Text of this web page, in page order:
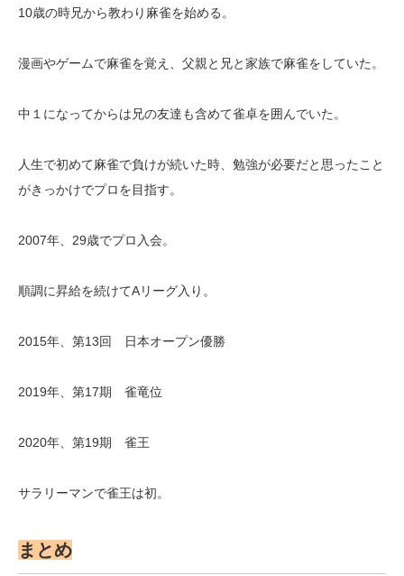
10歳の時兄から教わり麻雀を始める。
漫画やゲームで麻雀を覚え、父親と兄と家族で麻雀をしていた。
中１になってからは兄の友達も含めて雀卓を囲んでいた。
人生で初めて麻雀で負けが続いた時、勉強が必要だと思ったこと
がきっかけでプロを目指す。
2007年、29歳でプロ入会。
順調に昇給を続けてAリーグ入り。
2015年、第13回 日本オープン優勝
2019年、第17期 雀竜位
2020年、第19期 雀王
サラリーマンで雀王は初。
まとめ